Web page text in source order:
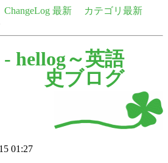
ChangeLog 最新
カテゴリ最新
- hellog～英語
史ブログ
01:27